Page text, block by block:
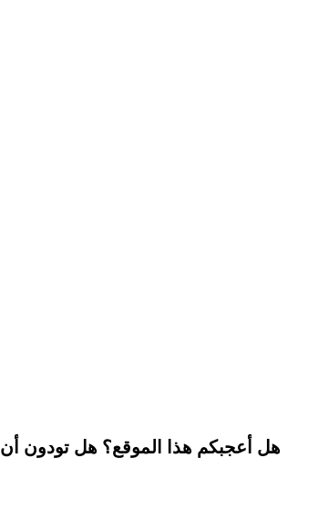
هل أعجبكم هذا الموقع؟ هل تودون